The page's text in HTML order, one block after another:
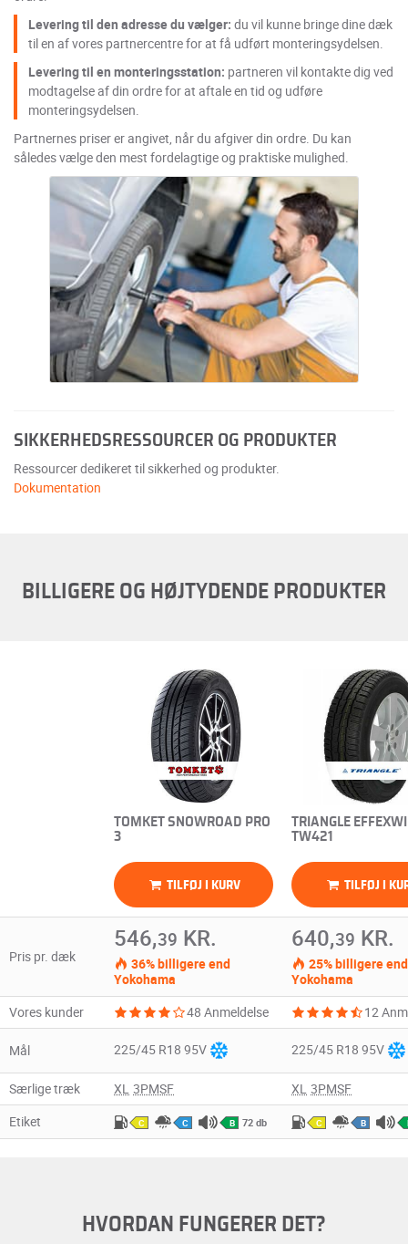
Levering til den adresse du vælger: du vil kunne bringe dine dæk
til en af vores partnercentre for at få udført monteringsydelsen.
Levering til en monteringsstation: partneren vil kontakte dig ved
modtagelse af din ordre for at aftale en tid og udføre
monteringsydelsen.
Partnernes priser er angivet, når du afgiver din ordre. Du kan
således vælge den mest fordelagtige og praktiske mulighed.
SIKKERHEDSRESSOURCER OG PRODUKTER
Ressourcer dedikeret til sikkerhed og produkter.
Dokumentation
BILLIGERE OG HØJTYDENDE PRODUKTER
TOMKET SNOWROAD PRO
3
TRIANGLE
TW421
TILFØJ I KURV TILFØJ I
Pris pr. dæk
546,39 KR.
36% billigere end
Yokohama
640,39 KR.
25% billigere end
Yokohama
Vores kunder
48 Anmeldelse 12
Mål 225/45 R18 95V 225/45 R18 95V
Særlige træk XL 3PMSF XL 3PMSF
Etiket
C C B 72 db C B
HVORDAN FUNGERER DET?